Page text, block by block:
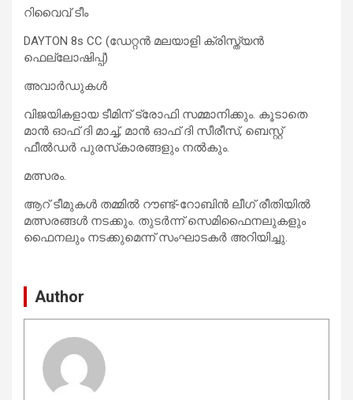
റിവൈവ് ടീം
DAYTON 8s CC (ഡേറ്റൻ മലയാളി ക്രിസ്ത്യൻ
ഫെല്ലോഷിപ്പ്)
അവാർഡുകൾ
വിജയികളായ ടീമിന് ട്രോഫി സമ്മാനിക്കും. കൂടാതെ
മാൻ ഓഫ് ദി മാച്ച്, മാൻ ഓഫ് ദി സീരീസ്, ബെസ്റ്റ്
ഫീൽഡർ പുരസ്‌കാരങ്ങളും നൽകും.
മത്സരം.
ആറ് ടീമുകൾ തമ്മിൽ റൗണ്ട്-റോബിൻ ലീഗ് രീതിയിൽ
മത്സരങ്ങൾ നടക്കും. തുടർന്ന് സെമിഫൈനലുകളും
ഫൈനലും നടക്കുമെന്ന് സംഘാടകർ അറിയിച്ചു.
Author